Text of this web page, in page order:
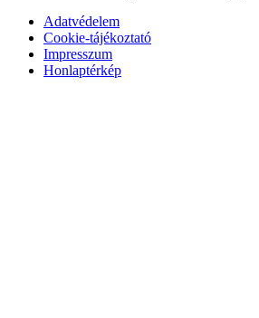
Adatvédelem
Cookie-tájékoztató
Impresszum
Honlaptérkép